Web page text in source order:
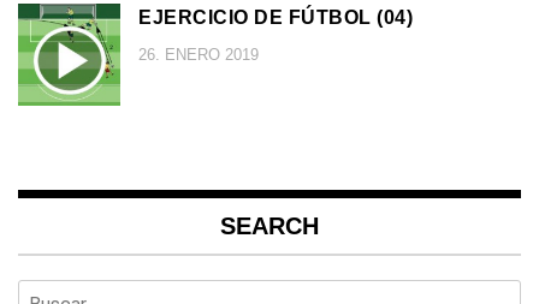
EJERCICIO DE FÚTBOL (04)
26. ENERO 2019
SEARCH